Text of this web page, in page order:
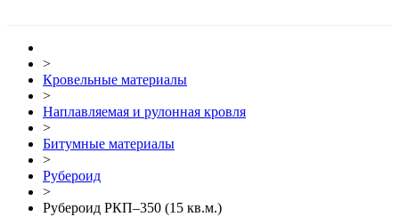
>
Кровельные материалы
>
Наплавляемая и рулонная кровля
>
Битумные материалы
>
Рубероид
>
Рубероид РКП–350 (15 кв.м.)